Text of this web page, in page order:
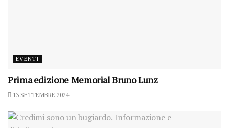
EVENTI
Prima edizione Memorial Bruno Lunz
13 SETTEMBRE 2024